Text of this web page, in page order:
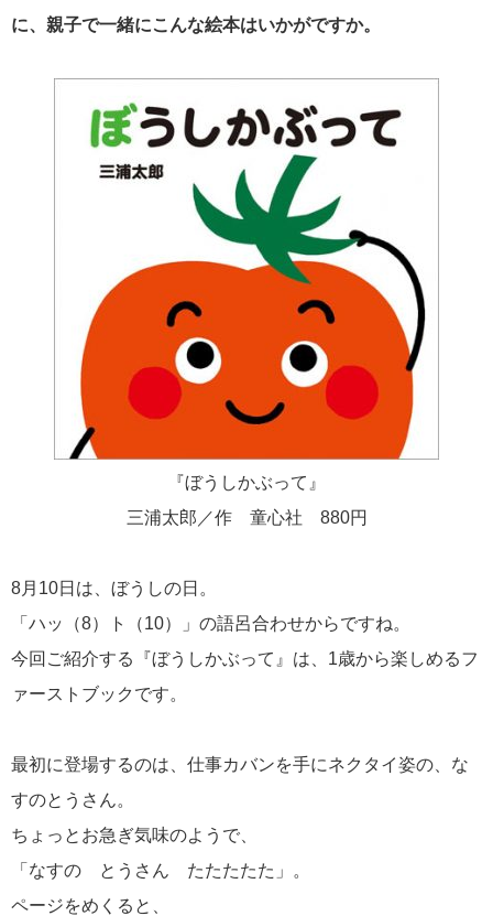
に、親子で一緒にこんな絵本はいかがですか。
『ぼうしかぶって』
三浦太郎／作 童心社 880円
8月 10日は、ぼうしの日。
「ハッ（8）ト（10）」の語呂合わせからですね。
今回ご紹介する『ぼうしかぶって』は、 1歳から楽しめるフ
ァーストブックです。
最初に登場するのは、仕事カバンを手にネクタイ姿の、な
すのとうさん。
ちょっとお急ぎ気味のようで、
「なすの とうさん たたたたた」。
ページをめくると、